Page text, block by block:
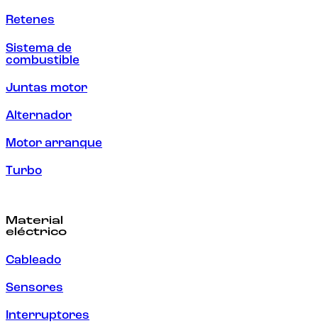
Retenes
Sistema de
combustible
Juntas motor
Alternador
Motor arranque
Turbo
Material
eléctrico
Cableado
Sensores
Interruptores